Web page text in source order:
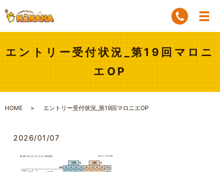
エントリー受付状況_第19回マロニ
エOP
HOME エントリー受付状況_第19回マロニエOP
2026/01/07